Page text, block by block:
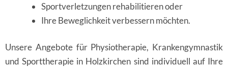
Sportverletzungen rehabilitieren oder
Ihre Beweglichkeit verbessern möchten.
Unsere Angebote für Physiotherapie, Krankengymnastik
und Sporttherapie in Holzkirchen sind individuell auf Ihre